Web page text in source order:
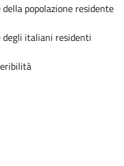
popolazione residente
degli italiani residenti